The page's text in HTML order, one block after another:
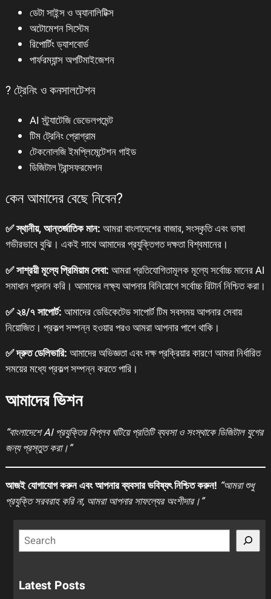
ডেটা সাইন্স ও অ্যানালিটিক্স
অটোমেশন সিস্টেম
রিপোর্টিং ড্যাশবোর্ড
পার্ফরম্যান্স অপটিমাইজেশন
? ট্রেনিং ও কনসালটেশন
AI স্ট্র্যাটেজি ডেভেলপমেন্ট
টিম ট্রেনিং প্রোগ্রাম
টেকনোলজি ইমপ্লিমেন্টেশন গাইড
ডিজিটাল ট্রান্সফরমেশন
কেন আমাদের বেছে নিবেন?
✅ স্থানীয়, আন্তর্জাতিক মান: আমরা বাংলাদেশের বাজার, সংস্কৃতি এবং ভাষা
গভীরভাবে বুঝি। একই সাথে আমাদের প্রযুক্তিগত দক্ষতা বিশ্বমানের।
✅ সাশ্রয়ী মূল্যে প্রিমিয়াম সেবা: আমরা প্রতিযোগিতামূলক মূল্যে সর্বোচ্চ মানের AI
সমাধান প্রদান করি। আমাদের লক্ষ্য আপনার বিনিয়োগে সর্বোচ্চ রিটার্ন নিশ্চিত করা।
✅ ২৪/৭ সাপোর্ট: আমাদের ডেডিকেটেড সাপোর্ট টিম সবসময় আপনার সেবায়
নিয়োজিত। প্রকল্প সম্পন্ন হওয়ার পরও আমরা আপনার পাশে থাকি।
✅ দ্রুত ডেলিভারি: আমাদের অভিজ্ঞতা এবং দক্ষ প্রক্রিয়ার কারণে আমরা নির্ধারিত
সময়ের মধ্যে প্রকল্প সম্পন্ন করতে পারি।
আমাদের ভিশন
“বাংলাদেশে AI প্রযুক্তির বিপ্লব ঘটিয়ে প্রতিটি ব্যবসা ও সংস্থাকে ডিজিটাল যুগের
জন্য প্রস্তুত করা।”
আজই যোগাযোগ করুন এবং আপনার ব্যবসার ভবিষ্যৎ নিশ্চিত করুন! “আমরা শুধু
প্রযুক্তি সরবরাহ করি না, আমরা আপনার সাফল্যের অংশীদার।”
e
rLatest Posts